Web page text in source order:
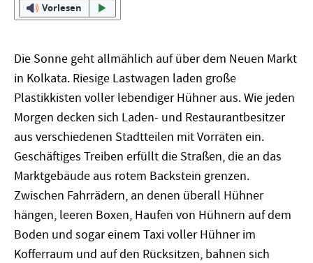
Vorlesen
Die Sonne geht allmählich auf über dem Neuen Markt
in Kolkata. Riesige Lastwagen laden große
Plastikkisten voller lebendiger Hühner aus. Wie jeden
Morgen decken sich Laden- und Restaurantbesitzer
aus verschiedenen Stadtteilen mit Vorräten ein.
Geschäftiges Treiben erfüllt die Straßen, die an das
Marktgebäude aus rotem Backstein grenzen.
Zwischen Fahrrädern, an denen überall Hühner
hängen, leeren Boxen, Haufen von Hühnern auf dem
Boden und sogar einem Taxi voller Hühner im
Kofferraum und auf den Rücksitzen, bahnen sich